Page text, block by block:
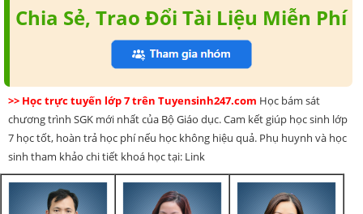
Chia Sẻ, Trao Đổi Tài Liệu Miễn Phí
>> Học trực tuyến lớp 7 trên Tuyensinh247.com Học bám sát
chương trình SGK mới nhất của Bộ Giáo dục. Cam kết giúp học sinh lớp
7 học tốt, hoàn trả học phí nếu học không hiệu quả. Phụ huynh và học
sinh tham khảo chi tiết khoá học tại: Link